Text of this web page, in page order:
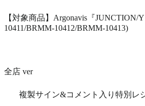
【対象商品】Argonavis『JUNCTION/
10411/BRMM-10412/BRMM-10413)
全店 ver
複製サイン&コメント入り特別レ